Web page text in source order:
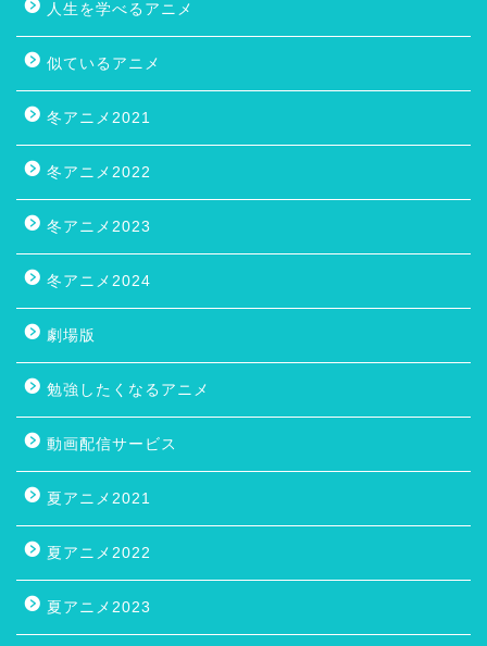
人生を学べるアニメ
似ているアニメ
冬アニメ2021
冬アニメ2022
冬アニメ2023
冬アニメ2024
劇場版
勉強したくなるアニメ
動画配信サービス
夏アニメ2021
夏アニメ2022
夏アニメ2023